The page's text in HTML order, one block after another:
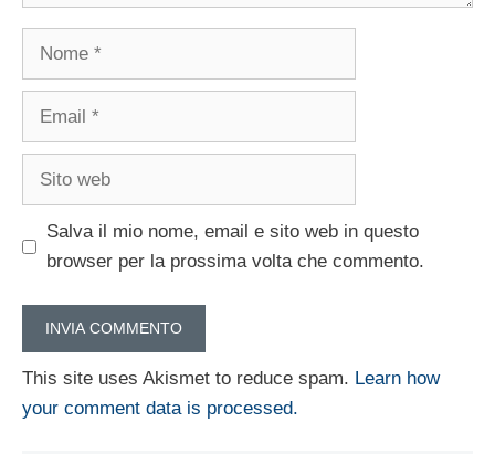
Nome
Email
Sito
Salva il mio nome, email e sito web in questo
browser per la prossima volta che commento.
This site uses Akismet to reduce spam. Learn how
your comment data is processed.